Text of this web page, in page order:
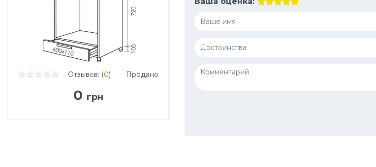
Отзывов: (0) Продано
0 грн